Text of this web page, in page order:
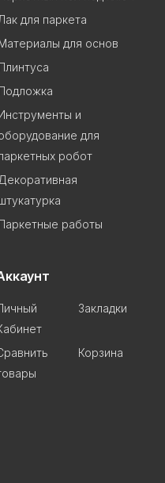
для паркета
для основ
и
для
робот
Декоративная
работы
Закладки
Корзина